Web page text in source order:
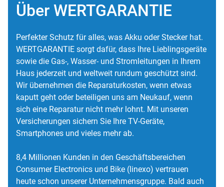
Über WERTGARANTIE
Perfekter Schutz für alles, was Akku oder Stecker hat.
WERTGARANTIE sorgt dafür, dass Ihre Lieblingsgeräte
sowie die Gas-, Wasser- und Stromleitungen in Ihrem
Haus jederzeit und weltweit rundum geschützt sind.
Wir übernehmen die Reparaturkosten, wenn etwas
kaputt geht oder beteiligen uns am Neukauf, wenn
sich eine Reparatur nicht mehr lohnt. Mit unseren
Versicherungen sichern Sie Ihre TV-Geräte,
Smartphones und vieles mehr ab.
8,4 Millionen Kunden in den Geschäftsbereichen
Consumer Electronics und Bike (linexo) vertrauen
heute schon unserer Unternehmensgruppe. Bald auch